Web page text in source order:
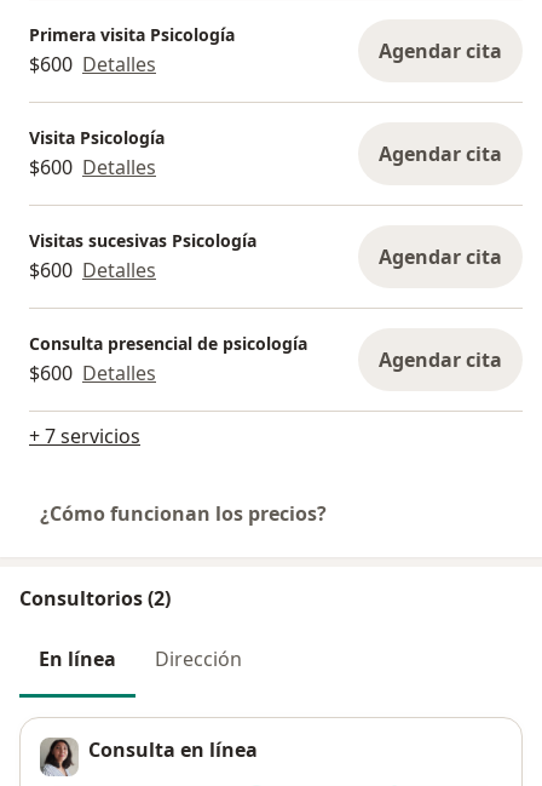
Primera visita Psicología
$600 Detalles Agendar cita
Visita Psicología
$600 Detalles Agendar cita
Visitas sucesivas Psicología
$600 Detalles Agendar cita
Consulta presencial de psicología
$600 Detalles Agendar cita
+ 7 servicios
¿Cómo funcionan los precios?
Consultorios (2)
En línea Dirección
Consulta en línea